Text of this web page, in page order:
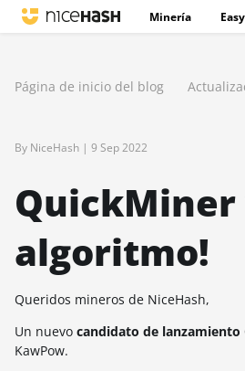
Minería
Página de inicio del blog
By NiceHash | 9 Sep 2022
QuickMiner
algoritmo!
Queridos mineros de NiceHash,
Un nuevo candidato de lanzamiento
KawPow.